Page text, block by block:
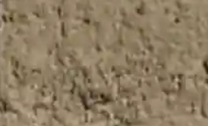
totalidad de condiciones del
de Privacidad y la recepción de